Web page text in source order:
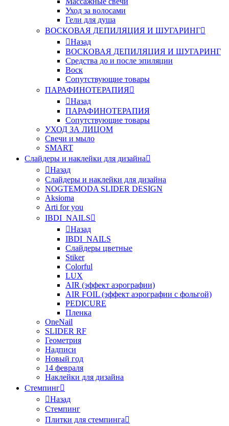
Уход за волосами
Гели для душа
ВОСКОВАЯ ДЕПИЛЯЦИЯ И ШУГАРИНГ
Назад
ВОСКОВАЯ ДЕПИЛЯЦИЯ И ШУГАРИНГ
Средства до и после эпиляции
Воск
Сопутствующие товары
ПАРАФИНОТЕРАПИЯ
Назад
ПАРАФИНОТЕРАПИЯ
Сопутствующие товары
УХОД ЗА ЛИЦОМ
Свечи и мыло
SMART
Слайдеры и наклейки для дизайна
Назад
Слайдеры и наклейки для дизайна
NOGTEMODA SLIDER DESIGN
Aksioma
Arti for you
IBDI_NAILS
Назад
IBDI_NAILS
Слайдеры цветные
Stiker
Colorful
LUX
AIR (эффект аэрографии)
AIR FOIL (эффект аэрографии с фольгой)
PEDICURE
Пленка
OneNail
SLIDER RF
Геометрия
Надписи
Новый год
14 февраля
Наклейки для дизайна
Стемпинг
Назад
Стемпинг
Плитки для стемпинга